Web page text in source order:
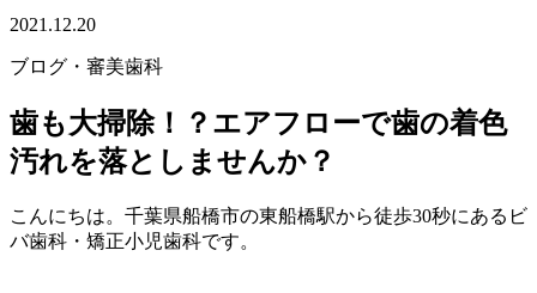
2021.12.20
ブログ ・審美歯科
歯も大掃除！？エアフローで歯の着色
汚れを落としませんか？
こんにちは。千葉県船橋市の東船橋駅から徒歩30秒にあるビ
バ歯科・矯正小児歯科です。